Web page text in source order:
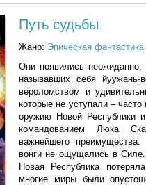
Путь судьбы
Жанр: Эпическая фантастика
Они появились неожиданно,
называвших себя йуужань-
вероломством и
которые не уступали –
оружию Новой Республики
командованием Люка
важнейшего
вонги не ощущались в
Новая Республика
многие миры были